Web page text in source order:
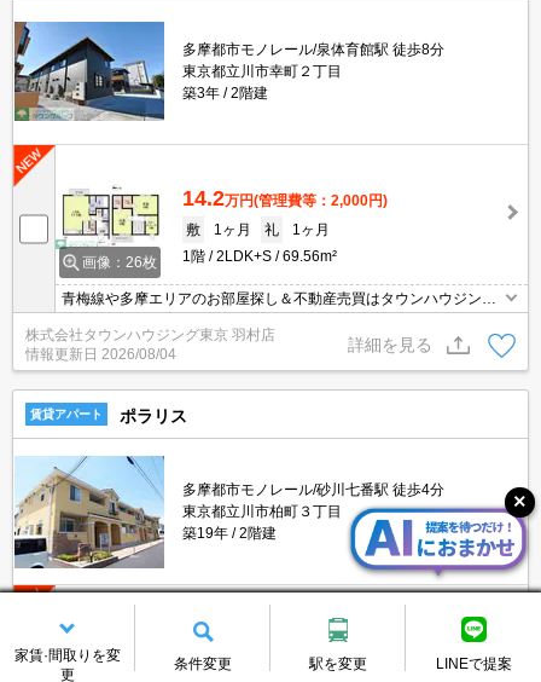
多摩都市モノレール/泉体育館駅 徒歩8分
東京都立川市幸町２丁目
築3年
2階建
画像：26枚
14.2万円(管理費等：2,000円)
敷
1ヶ月 礼
1ヶ月
1階
2LDK+S 69.56m²
青梅線や多摩エリアのお部屋探し＆不動産売買はタウンハウジング
羽村店にお任せを！ご来店時無料駐車場ご用意あります！
株式会社タウンハウジング東京 羽村店
情報更新日 2026/08/04
詳細を見る
賃貸アパート ポラリス
多摩都市モノレール/砂川七番駅 徒歩4分
東京都立川市柏町３丁目
築19年
2階建
10.4
(管理費等：2,900円)
敷
なし 礼 1ヶ月
家賃·間取りを変
更
条件変更 駅を変更 LINEで提案